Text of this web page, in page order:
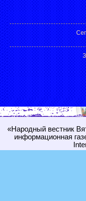
«Народный вестник
информационная